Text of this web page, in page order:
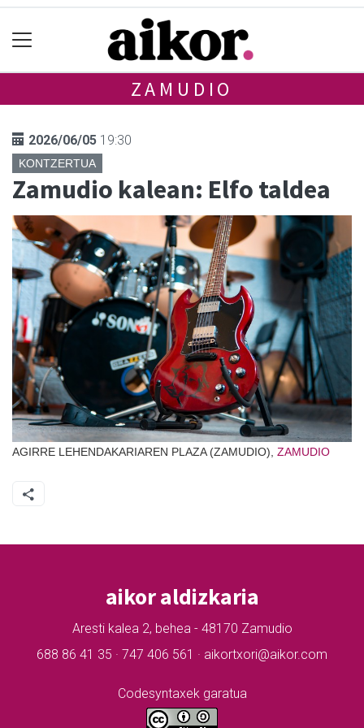
ZAMUDIO
2026/06/05 19:30
KONTZERTUA
Zamudio kalean: Elfo taldea
AGIRRE LEHENDAKARIAREN PLAZA (ZAMUDIO), ZAMUDIO
aikor aldizkaria
Aresti kalea 2, behea - 48170 Zamudio
688 86 41 35 · 747 406 561 · aikortxori@aikor.com
Codesyntaxek garatua